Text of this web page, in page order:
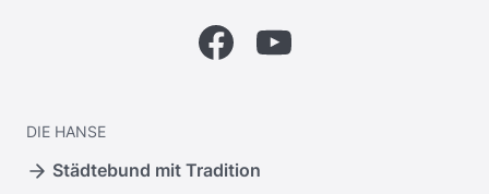
FacebookYouTube
DIE HANSE
Städtebund mit Tradition